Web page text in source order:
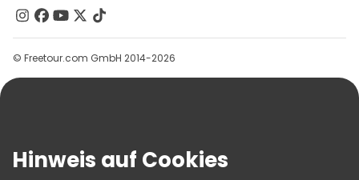
Kontakt
Gruppen
Hilfe
AGB Und Rechtliches
© Freetour.com GmbH 2014-2026
Hinweis auf Cookies